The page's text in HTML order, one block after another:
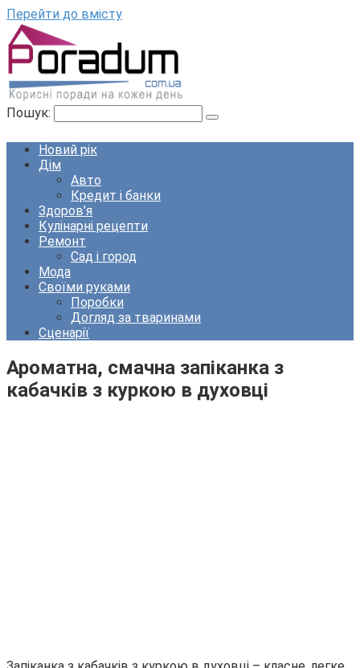
Перейти до вмісту
Пошук:
Новий рік
Дім
Авто
Кредит і банки
Здоров’я
Кулінарні рецепти
Ремонт
Сад і город
Мода
Своїми руками
Поробки
Догляд за тваринами
Сценарії
Ароматна, смачна запіканка з
кабачків з куркою в духовці